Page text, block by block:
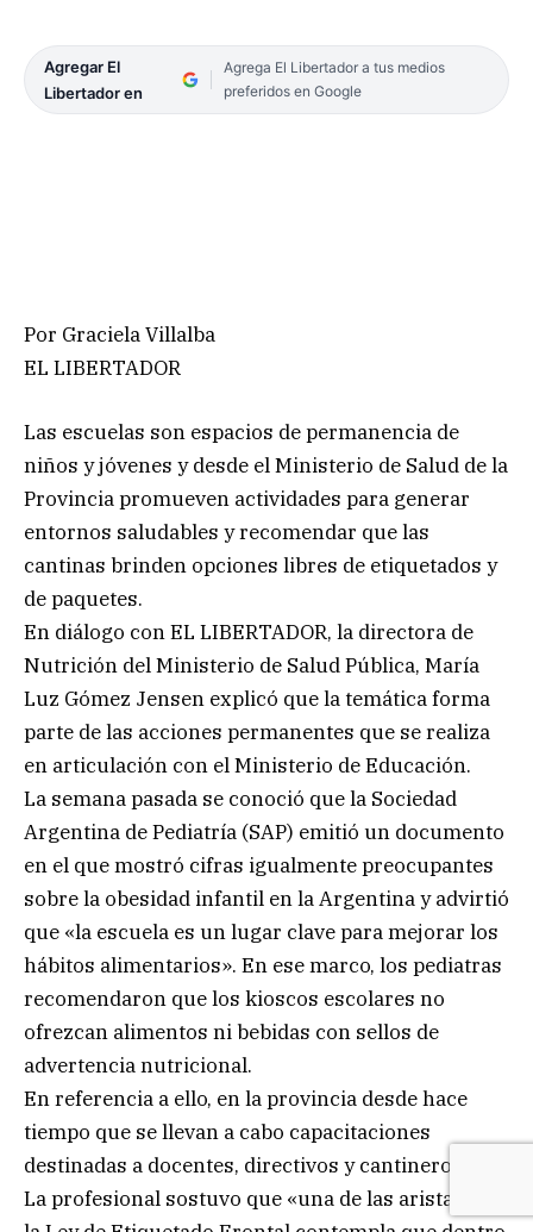
Agregar El
Libertador en
Agrega El Libertador a tus medios
preferidos en Google
Por Graciela Villalba
EL LIBERTADOR
Las escuelas son espacios de permanencia de
niños y jóvenes y desde el Ministerio de Salud de la
Provincia promueven actividades para generar
entornos saludables y recomendar que las
cantinas brinden opciones libres de etiquetados y
de paquetes.
En diálogo con EL LIBERTADOR, la directora de
Nutrición del Ministerio de Salud Pública, María
Luz Gómez Jensen explicó que la temática forma
parte de las acciones permanentes que se realiza
en articulación con el Ministerio de Educación.
La semana pasada se conoció que la Sociedad
Argentina de Pediatría (SAP) emitió un documento
en el que mostró cifras igualmente preocupantes
sobre la obesidad infantil en la Argentina y advirtió
que «la escuela es un lugar clave para mejorar los
hábitos alimentarios». En ese marco, los pediatras
recomendaron que los kioscos escolares no
ofrezcan alimentos ni bebidas con sellos de
advertencia nutricional.
En referencia a ello, en la provincia desde hace
tiempo que se llevan a cabo capacitaciones
destinadas a docentes, directivos y cantineros.
La profesional sostuvo que «una de las aristas de